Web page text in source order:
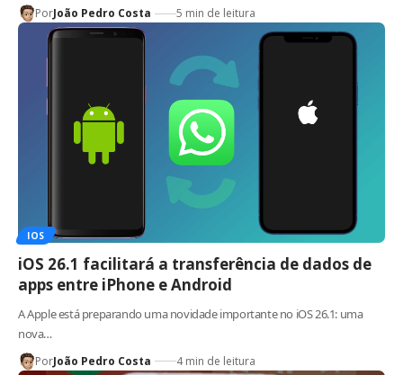
PorJoão Pedro Costa 5 min de leitura
IOS
iOS 26.1 facilitará a transferência de dados de
apps entre iPhone e Android
A Apple está preparando uma novidade importante no iOS 26.1: uma
nova…
PorJoão Pedro Costa 4 min de leitura